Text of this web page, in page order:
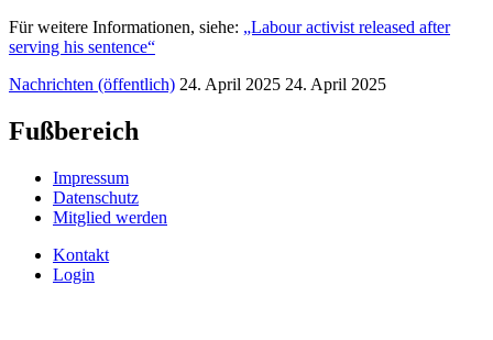
Für weitere Informationen, siehe: „Labour activist released after
serving his sentence“
Nachrichten (öffentlich) 24. April 2025 24. April 2025
Fußbereich
Impressum
Datenschutz
Mitglied werden
Kontakt
Login